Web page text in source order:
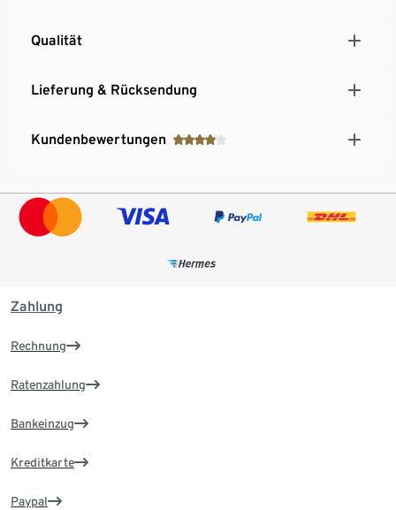
Qualität
Lieferung & Rücksendung
Kundenbewertungen
Zahlung
Rechnung
Ratenzahlung
Bankeinzug
Kreditkarte
Paypal